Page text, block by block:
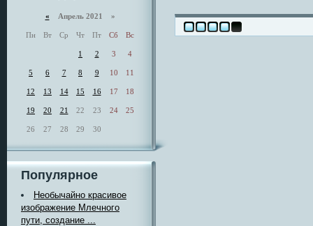
« Апрель 2021 »
Пн Вт Ср Чт Пт Сб Вс
1 2 3 4
5 6 7 8 9 10 11
12 13 14 15 16 17 18
19 20 21 22 23 24 25
26 27 28 29 30
Популярное
Необычайно красивое
изображение Млечного
пути, создание ...